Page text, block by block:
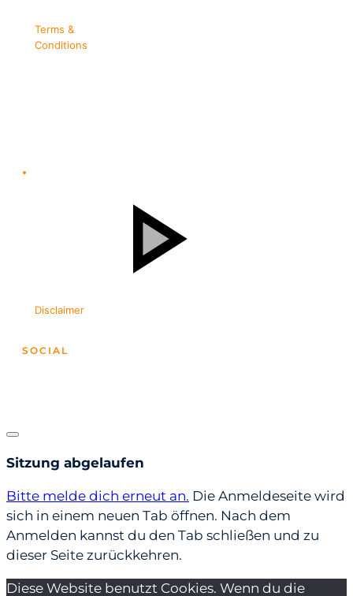
Terms &
Conditions
Disclaimer
SOCIAL
Dialog
Sitzung abgelaufen
Bitte melde dich erneut an. Die Anmeldeseite wird
sich in einem neuen Tab öffnen. Nach dem
Anmelden kannst du den Tab schließen und zu
dieser Seite zurückkehren.
Diese Website benutzt Cookies. Wenn du die